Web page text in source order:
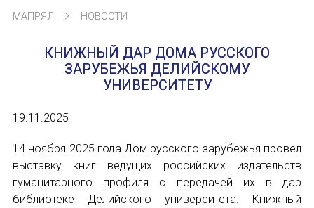
Президиум
Ревизионная комиссия
Секретариат
Члены МАПРЯЛ
Устав МАПРЯЛ
Вступить в МАПРЯЛ
МАПРЯЛ НОВОСТИ
КНИЖНЫЙ ДАР ДОМА РУССКОГО
ЗАРУБЕЖЬЯ ДЕЛИЙСКОМУ
УНИВЕРСИТЕТУ
19.11.2025
14 ноября 2025 года Дом русского зарубежья провел
выставку книг ведущих российских издательств
гуманитарного профиля с передачей их в дар
библиотеке Делийского университета. Книжный